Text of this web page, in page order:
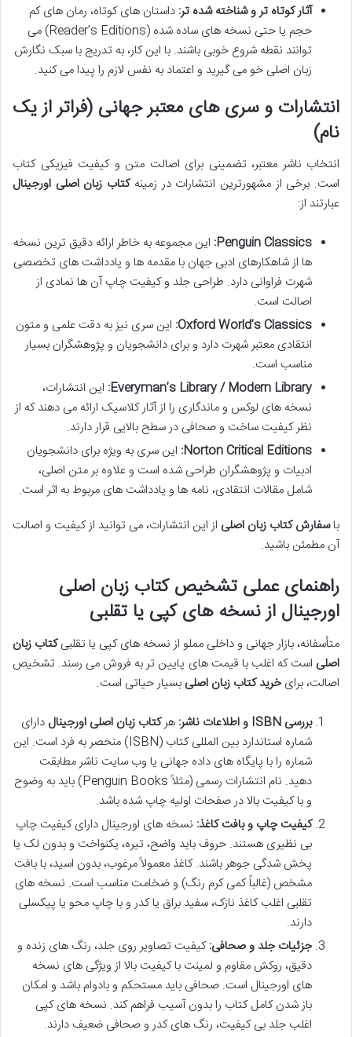
آثار کوتاه تر و شناخته شده تر: داستان های کوتاه، رمان های کم
حجم یا حتی نسخه های ساده شده (Reader’s Editions) می
توانند نقطه شروع خوبی باشند. با این کار، به تدریج با سبک نگارش
زبان اصلی خو می گیرید و اعتماد به نفس لازم را پیدا می کنید.
انتشارات و سری های معتبر جهانی (فراتر از یک
نام)
انتخاب ناشر معتبر، تضمینی برای اصالت متن و کیفیت فیزیکی کتاب
است. برخی از مشهورترین انتشارات در زمینهکتاب زبان اصلی اورجینال
عبارتند از:
Penguin Classics: این مجموعه به خاطر ارائه دقیق ترین نسخه
ها از شاهکارهای ادبی جهان با مقدمه ها و یادداشت های تخصصی
شهرت فراوانی دارد. طراحی جلد و کیفیت چاپ آن ها نمادی از
اصالت است.
Oxford World’s Classics: این سری نیز به دقت علمی و متون
انتقادی معتبر شهرت دارد و برای دانشجویان و پژوهشگران بسیار
مناسب است.
Everyman’s Library / Modern Library: این انتشارات،
نسخه های لوکس و ماندگاری را از آثار کلاسیک ارائه می دهند که از
نظر کیفیت ساخت و صحافی در سطح بالایی قرار دارند.
Norton Critical Editions: این سری به ویژه برای دانشجویان
ادبیات و پژوهشگران طراحی شده است و علاوه بر متن اصلی،
شامل مقالات انتقادی، نامه ها و یادداشت های مربوط به اثر است.
باسفارش کتاب زبان اصلی از این انتشارات، می توانید از کیفیت و اصالت
آن مطمئن باشید.
راهنمای عملی تشخیص کتاب زبان اصلی
اورجینال از نسخه های کپی یا تقلبی
متأسفانه، بازار جهانی و داخلی مملو از نسخه های کپی یا تقلبیکتاب زبان
اصلی است که اغلب با قیمت های پایین تر به فروش می رسند. تشخیص
اصالت، برایخرید کتاب زبان اصلی بسیار حیاتی است.
بررسی ISBN و اطلاعات ناشر:
هرکتاب زبان اصلی اورجینال دارای
شماره استاندارد بین المللی کتاب (ISBN) منحصر به فرد است. این
شماره را با پایگاه های داده جهانی یا وب سایت ناشر مطابقت
دهید. نام انتشارات رسمی (مثلاً Penguin Books) باید به وضوح
و با کیفیت بالا در صفحات اولیه چاپ شده باشد.
کیفیت چاپ و بافت کاغذ: نسخه های اورجینال دارای کیفیت چاپ
بی نظیری هستند. حروف باید واضح، تیره، یکنواخت و بدون لک یا
پخش شدگی جوهر باشند. کاغذ معمولاً مرغوب، بدون اسید، با بافت
مشخص (غالباً کمی کرم رنگ) و ضخامت مناسب است. نسخه های
تقلبی اغلب کاغذ نازک، سفید براق یا کدر و با چاپ محو یا پیکسلی
دارند.
جزئیات جلد و صحافی:کیفیت تصاویر روی جلد، رنگ های زنده و
دقیق، روکش مقاوم و لمینت با کیفیت بالا از ویژگی های نسخه
های اورجینال است. صحافی باید مستحکم و بادوام باشد و امکان
باز شدن کامل کتاب را بدون آسیب فراهم کند. نسخه های کپی
اغلب جلد بی کیفیت، رنگ های کدر و صحافی ضعیف دارند.